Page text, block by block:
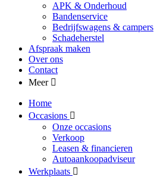
APK & Onderhoud
Bandenservice
Bedrijfswagens & campers
Schadeherstel
Afspraak maken
Over ons
Contact
Meer
Home
Occasions
Onze occasions
Verkoop
Leasen & financieren
Autoaankoopadviseur
Werkplaats